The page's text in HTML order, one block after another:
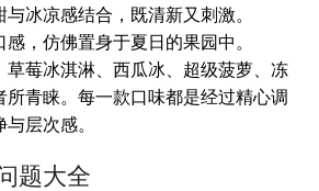
冰凉感结合，既清新又刺激。
，仿佛置身于夏日的果园中。
草莓冰淇淋、西瓜冰、超级菠萝、冻
所青睐。每一款口味都是经过精心调
层次感。
题大全